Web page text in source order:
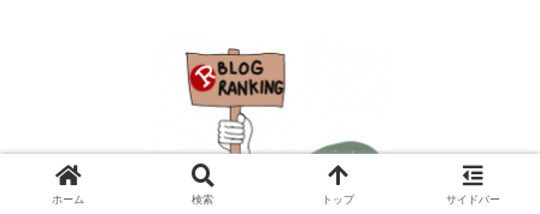
ホーム 検索 トップ サイドバー